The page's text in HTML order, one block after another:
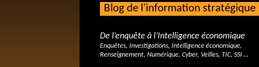
Blog de l'information stratégique
De l’enquête à l’Intelligence économique
Enquêtes, Investigations, Intelligence économique,
Renseignement, Numérique, Cyber, Veilles, TIC, SSI …